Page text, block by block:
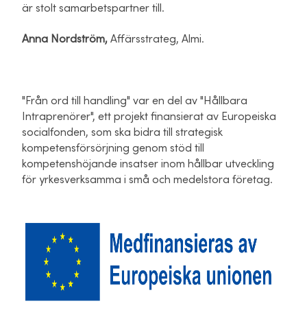
är stolt samarbetspartner till.
Anna Nordström, Affärsstrateg, Almi.
"Från ord till handling" var en del av "Hållbara
Intraprenörer", ett projekt finansierat av Europeiska
socialfonden, som ska bidra till strategisk
kompetensförsörjning genom stöd till
kompetenshöjande insatser inom hållbar utveckling
för yrkesverksamma i små och medelstora företag.